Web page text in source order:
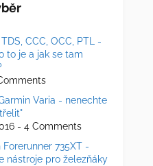
CCC, OCC, PTL -
to je a jak se tam
Varia - nenechte
- 4 Comments
Forerunner 735XT -
nástroje pro železňáky